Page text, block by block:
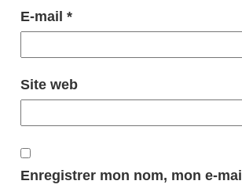
E-mail *
Site web
Enregistrer mon nom, mon e-